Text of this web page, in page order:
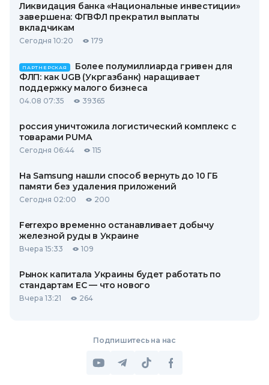
Ликвидация банка «Национальные инвестиции»
завершена: ФГВФЛ прекратил выплаты
вкладчикам
Сегодня 10:20 179
ПАРТНЕРСКАЯ
Более полумиллиарда гривен для
ФЛП: как UGB (Укргазбанк) наращивает
поддержку малого бизнеса
04.08 07:35 39365
россия уничтожила логистический комплекс с
товарами PUMA
Сегодня 06:44 115
На Samsung нашли способ вернуть до 10 ГБ
памяти без удаления приложений
Сегодня 02:00 200
Ferrexpo временно останавливает добычу
железной руды в Украине
Вчера 15:33 109
Рынок капитала Украины будет работать по
стандартам ЕС — что нового
Вчера 13:21 264
Подпишитесь на нас